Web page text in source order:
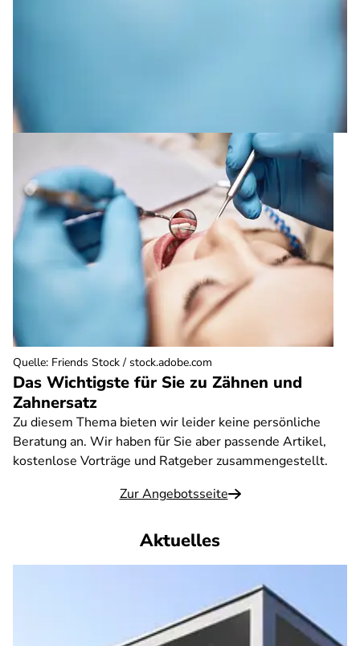
Das Wichtigste für Sie zu Zähnen und
Zahnersatz
Zu diesem Thema bieten wir leider keine persönliche
Beratung an. Wir haben für Sie aber passende Artikel,
kostenlose Vorträge und Ratgeber zusammengestellt.
Zur Angebotsseite
Quelle: Friends Stock / stock.adobe.com
Aktuelles